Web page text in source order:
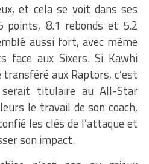
et cela se voit dans ses
points, 8.1 rebonds et 5.2
aussi fort, avec même
face aux Sixers. Si Kawhi
transféré aux Raptors, c’est
titulaire au All-Star
le travail de son coach,
les clés de l’attaque et
son impact.